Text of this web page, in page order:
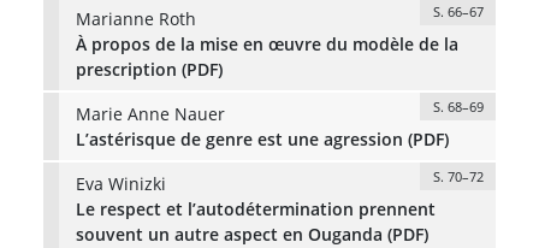
Marianne Roth
S. 66–67
À propos de la mise en œuvre du modèle de la
prescription (PDF)
Marie Anne Nauer
S. 68–69
L’astérisque de genre est une agression (PDF)
Eva Winizki
S. 70–72
Le respect et l’autodétermination prennent
souvent un autre aspect en Ouganda (PDF)